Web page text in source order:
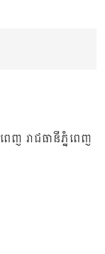
េញ រាជធានីភ្នំពេញ